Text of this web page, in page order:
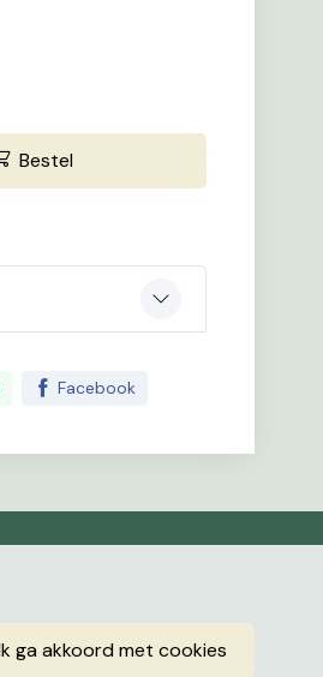
Bestel
Facebook
ik ga akkoord met cookies